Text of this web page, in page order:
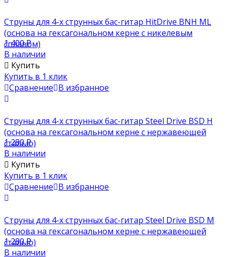
Струны для 4-х струнных бас-гитар HitDrive BNH ML
(основа на гексагональном керне с никелевым
сплавом)
1 400₽
В наличии
Купить
Купить в 1 клик
Сравнение В избранное
Струны для 4-х струнных бас-гитар Steel Drive BSD H
(основа на гексагональном керне с нержавеющей
сталью)
1 280₽
В наличии
Купить
Купить в 1 клик
Сравнение В избранное
Струны для 4-х струнных бас-гитар Steel Drive BSD M
(основа на гексагональном керне с нержавеющей
сталью)
1 280₽
В наличии